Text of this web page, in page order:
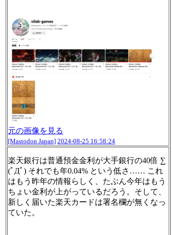
元の画像を見る
[Mastodon Japan] 2024-08-25 16:58:24
楽天銀行は普通預金金利が大手銀行の40倍 ∑
(ﾟДﾟ) それでも年0.04% という低さ…… これ
はもう昨年の情報らしく、たぶん今年はもう
ちょい金利が上がっているだろう。そして、
新しく届いた楽天カードは署名欄が無くなっ
ていた。